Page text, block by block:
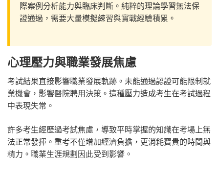
際案例分析能力與臨床判斷。純粹的理論學習無法保
證通過，需要大量模擬練習與實戰經驗積累。
心理壓力與職業發展焦慮
考試結果直接影響職業發展軌跡。未能通過認證可能限制就
業機會，影響醫院聘用決策。這種壓力造成考生在考試過程
中表現失常。
許多考生經歷過考試焦慮，導致平時掌握的知識在考場上無
法正常發揮。重考不僅增加經濟負擔，更消耗寶貴的時間與
精力。職業生涯規劃因此受到影響。